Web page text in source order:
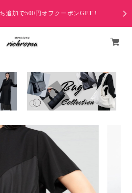
追加で500円オフクーポンGET！